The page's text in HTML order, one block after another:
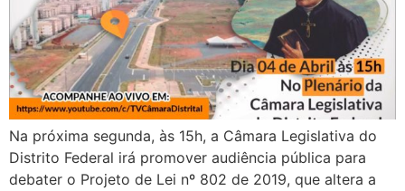
Na próxima segunda, às 15h, a Câmara Legislativa do
Distrito Federal irá promover audiência pública para
debater o Projeto de Lei nº 802 de 2019, que altera a